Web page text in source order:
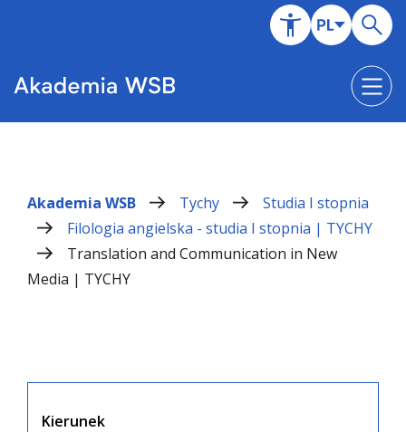
Akademia WSB Tychy
Studia I stopnia
Filologia angielska - studia I stopnia | TYCHY
Translation and Communication in New
Media | TYCHY
Kierunek